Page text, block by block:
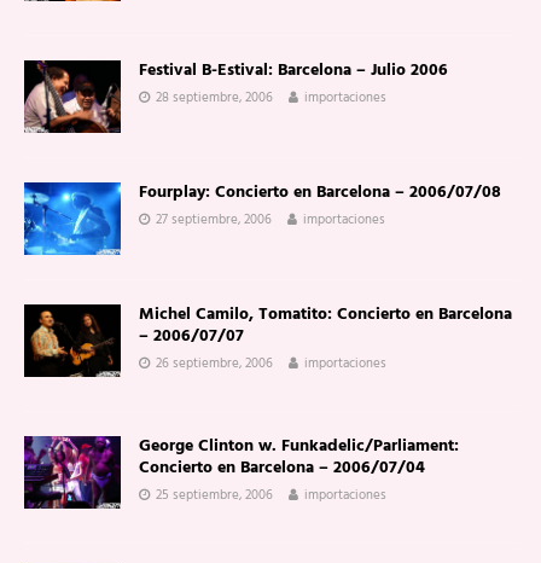
Festival B-Estival: Barcelona – Julio 2006
28 septiembre, 2006 importaciones
Fourplay: Concierto en Barcelona – 2006/07/08
27 septiembre, 2006 importaciones
Michel Camilo, Tomatito: Concierto en Barcelona
– 2006/07/07
26 septiembre, 2006 importaciones
George Clinton w. Funkadelic/Parliament:
Concierto en Barcelona – 2006/07/04
25 septiembre, 2006 importaciones